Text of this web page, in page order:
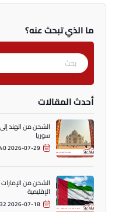
ما الذي تبحث عنه؟
أحدث المقالات
الشحن من الهند إلى
سوريا
2026-07-29 19:03:40
الشحن من الإمارات
الإقليمية
2026-07-18 12:28:32